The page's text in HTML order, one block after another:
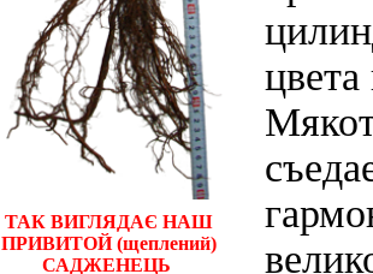
ТАК ВИГЛЯДАЄ НАШ
ПРИВИТОЙ (щеплений)
САДЖЕНЕЦЬ